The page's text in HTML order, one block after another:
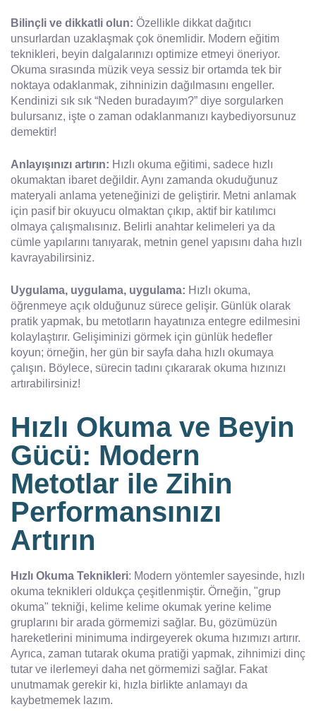
Bilinçli ve dikkatli olun: Özellikle dikkat dağıtıcı
unsurlardan uzaklaşmak çok önemlidir. Modern eğitim
teknikleri, beyin dalgalarınızı optimize etmeyi öneriyor.
Okuma sırasında müzik veya sessiz bir ortamda tek bir
noktaya odaklanmak, zihninizin dağılmasını engeller.
Kendinizi sık sık “Neden buradayım?” diye sorgularken
bulursanız, işte o zaman odaklanmanızı kaybediyorsunuz
demektir!
Anlayışınızı artırın: Hızlı okuma eğitimi, sadece hızlı
okumaktan ibaret değildir. Aynı zamanda okuduğunuz
materyali anlama yeteneğinizi de geliştirir. Metni anlamak
için pasif bir okuyucu olmaktan çıkıp, aktif bir katılımcı
olmaya çalışmalısınız. Belirli anahtar kelimeleri ya da
cümle yapılarını tanıyarak, metnin genel yapısını daha hızlı
kavrayabilirsiniz.
Uygulama, uygulama, uygulama: Hızlı okuma,
öğrenmeye açık olduğunuz sürece gelişir. Günlük olarak
pratik yapmak, bu metotların hayatınıza entegre edilmesini
kolaylaştırır. Gelişiminizi görmek için günlük hedefler
koyun; örneğin, her gün bir sayfa daha hızlı okumaya
çalışın. Böylece, sürecin tadını çıkararak okuma hızınızı
artırabilirsiniz!
Hızlı Okuma ve Beyin
Gücü: Modern
Metotlar ile Zihin
Performansınızı
Artırın
Hızlı Okuma Teknikleri: Modern yöntemler sayesinde, hızlı
okuma teknikleri oldukça çeşitlenmiştir. Örneğin, "grup
okuma" tekniği, kelime kelime okumak yerine kelime
gruplarını bir arada görmemizi sağlar. Bu, gözümüzün
hareketlerini minimuma indirgeyerek okuma hızımızı artırır.
Ayrıca, zaman tutarak okuma pratiği yapmak, zihnimizi dinç
tutar ve ilerlemeyi daha net görmemizi sağlar. Fakat
unutmamak gerekir ki, hızla birlikte anlamayı da
kaybetmemek lazım.